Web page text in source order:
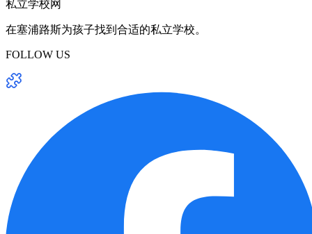
私立学校网
在塞浦路斯为孩子找到合适的私立学校。
FOLLOW US